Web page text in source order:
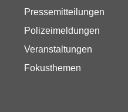
Pressemitteilungen
Polizeimeldungen
Veranstaltungen
Fokusthemen